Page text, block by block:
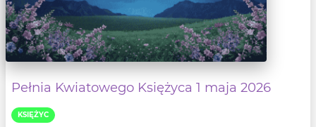
Pełnia Kwiatowego Księżyca 1 maja 2026
KSIĘŻYC